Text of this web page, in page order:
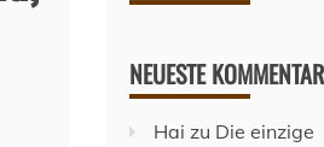
NEUESTE
Hai zu Die einzige